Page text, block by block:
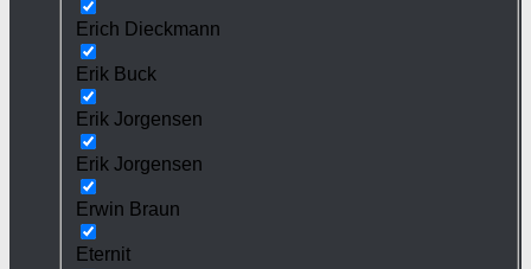
Erich Dieckmann
Erik Buck
Erik Jorgensen
Erik Jorgensen
Erwin Braun
Eternit